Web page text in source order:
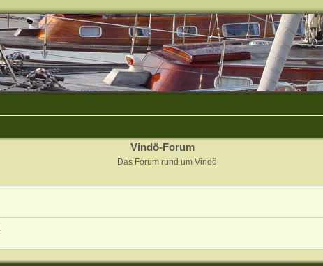
Vindö-Forum
Das Forum rund um Vindö